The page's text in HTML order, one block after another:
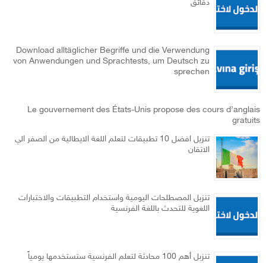
دقائق
Download alltäglicher Begriffe und die Verwendung
von Anwendungen und Sprachtests, um Deutsch zu
sprechen
Le gouvernement des États-Unis propose des cours d’anglais
gratuits
تنزيل افضل 10 تطبيقات لتعلم اللغة الايطالية من الصفر الي
الاتقان
تنزبل المصطلحات اليومية واستخدام التطبيقات والاختبارات
اللغوية للتحدث باللغة الفرنسية
تنزبل أهم 100 محادثة لتعلم الفرنسية ستستخدمها يومياً